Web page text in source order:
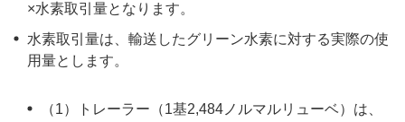
×水素取引量となります。
水素取引量は、輸送したグリーン水素に対する実際の使
用量とします。
（1）トレーラー（1基2,484ノルマルリューベ）は、